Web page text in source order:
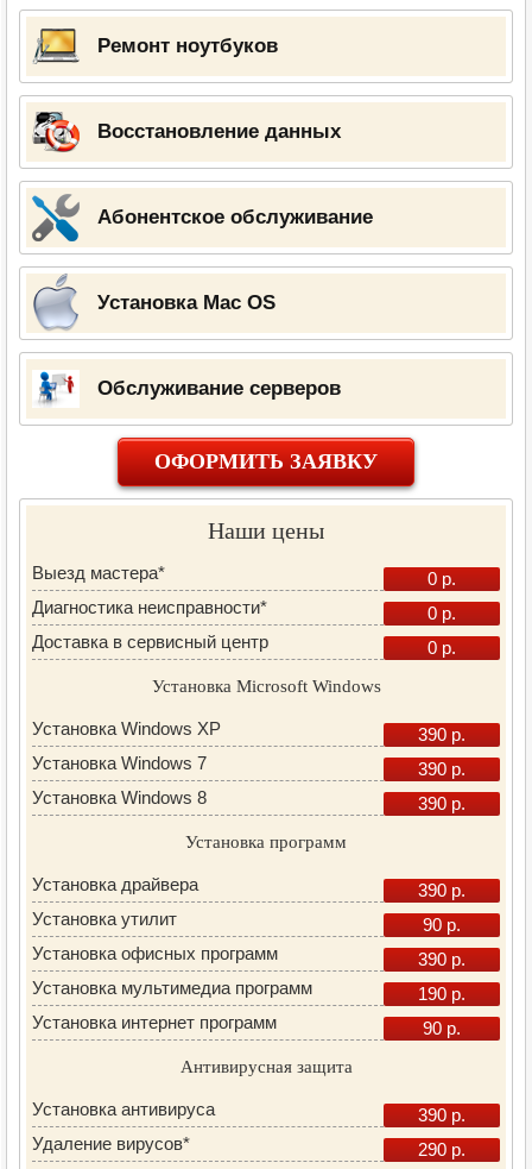
Ремонт ноутбуков
Восстановление данных
Абонентское обслуживание
Установка Mac OS
Обслуживание серверов
ОФОРМИТЬ ЗАЯВКУ
Наши цены
Выезд мастера*
0 р.
Диагностика неисправности*
0 р.
Доставка в сервисный центр
0 р.
Установка Microsoft Windows
Установка Windows XP
390 р.
Установка Windows 7
390 р.
Установка Windows 8
390 р.
Установка программ
Установка драйвера
390 р.
Установка утилит
90 р.
Установка офисных программ
390 р.
Установка мультимедиа программ
190 р.
Установка интернет программ
90 р.
Антивирусная защита
Установка антивируса
390 р.
Удаление вирусов*
290 р.